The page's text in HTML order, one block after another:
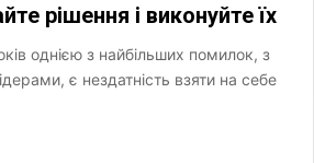
рішення і виконуйте їх
однією з найбільших помилок, з
є нездатність взяти на себе